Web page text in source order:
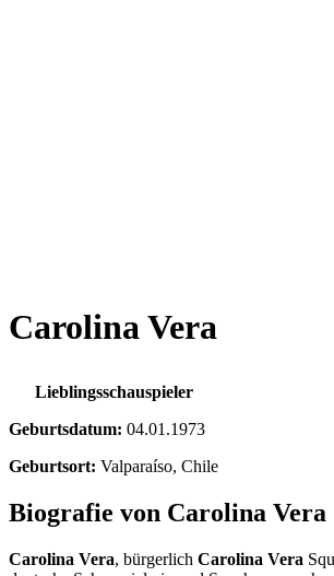
Carolina Vera
Lieblingsschauspieler
Geburtsdatum: 04.01.1973
Geburtsort: Valparaíso, Chile
Biografie von Carolina Vera
Carolina Vera, bürgerlich Carolina Vera